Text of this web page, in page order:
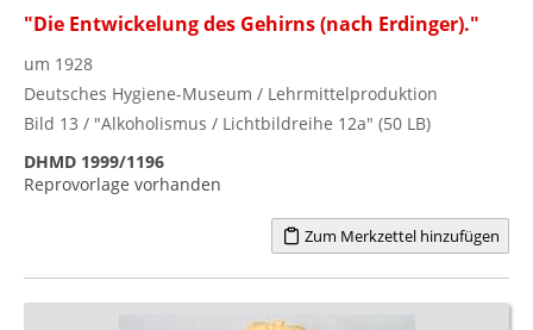
"Die Entwickelung des Gehirns (nach Erdinger)."
um 1928
Deutsches Hygiene-Museum / Lehrmittelproduktion
Bild 13 / "Alkoholismus / Lichtbildreihe 12a" (50 LB)
DHMD 1999/1196
Reprovorlage vorhanden
Zum Merkzettel hinzufügen